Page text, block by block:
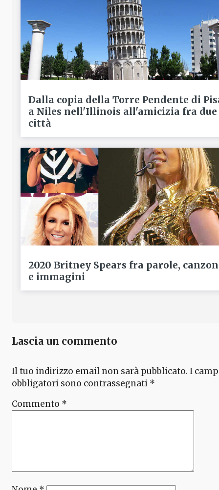
Dalla copia della Torre Pendente di
a Niles nell'Illinois all'amicizia fra due
città
2020 Britney Spears fra parole,
e immagini
Lascia un commento
Il tuo indirizzo email non sarà pubblicato. I
obbligatori sono contrassegnati *
Commento *